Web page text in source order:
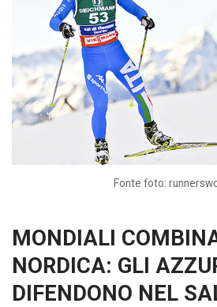
Fonte foto:
MONDIALI
NORDICA: GLI
DIFENDONO NEL